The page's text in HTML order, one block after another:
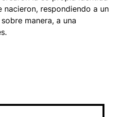
nacieron, respondiendo a un
manera, a una